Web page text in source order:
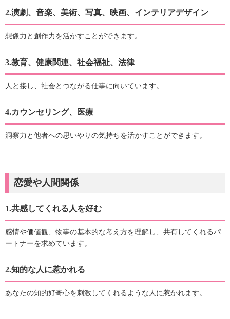
2.演劇、音楽、美術、写真、映画、インテリアデザイン
想像力と創作力を活かすことができます。
3.教育、健康関連、社会福祉、法律
人と接し、社会とつながる仕事に向いています。
4.カウンセリング、医療
洞察力と他者への思いやりの気持ちを活かすことができます。
恋愛や人間関係
1.共感してくれる人を好む
感情や価値観、物事の基本的な考え方を理解し、共有してくれるパ
ートナーを求めています。
2.知的な人に惹かれる
あなたの知的好奇心を刺激してくれるような人に惹かれます。